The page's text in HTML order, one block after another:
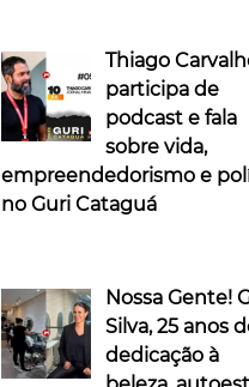
Thiago
participa de
podcast e fala
sobre vida,
empreendedorismo e
no Guri Cataguá
Nossa Gente!
Silva, 25 anos
dedicação à